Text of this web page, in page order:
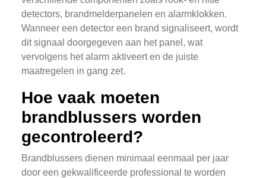
detectors, brandmelderpanelen en alarmklokken.
Wanneer een detector een brand signaliseert, wordt
dit signaal doorgegeven aan het panel, wat
vervolgens het alarm aktiveert en de juiste
maatregelen in gang zet.
Hoe vaak moeten
brandblussers worden
gecontroleerd?
Brandblussers dienen minimaal eenmaal per jaar
door een gekwalificeerde professional te worden